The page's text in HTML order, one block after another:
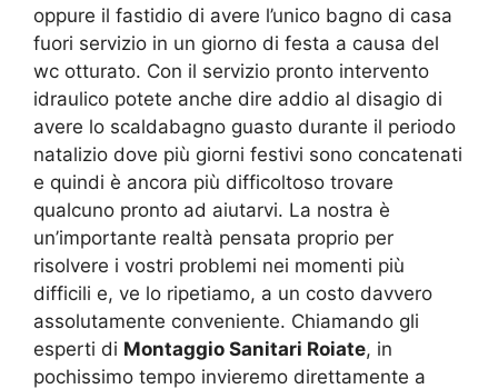
oppure il fastidio di avere l’unico bagno di casa
fuori servizio in un giorno di festa a causa del
wc otturato. Con il servizio pronto intervento
idraulico potete anche dire addio al disagio di
avere lo scaldabagno guasto durante il periodo
natalizio dove più giorni festivi sono concatenati
e quindi è ancora più difficoltoso trovare
qualcuno pronto ad aiutarvi. La nostra è
un’importante realtà pensata proprio per
risolvere i vostri problemi nei momenti più
difficili e, ve lo ripetiamo, a un costo davvero
assolutamente conveniente. Chiamando gli
esperti di Montaggio Sanitari Roiate, in
pochissimo tempo invieremo direttamente a